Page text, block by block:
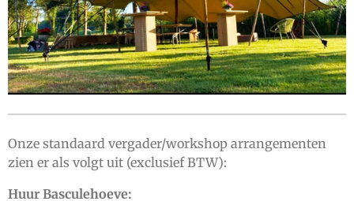
Onze standaard vergader/workshop arrangementen
zien er als volgt uit (exclusief BTW):
Huur Basculehoeve: